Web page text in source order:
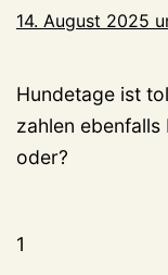
14. August 2025
Hundetage ist
zahlen
oder?
1